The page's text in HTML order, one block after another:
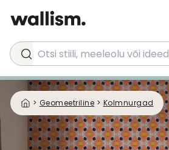
Otsi stiili, meeleolu või ideed...
> Geomeetriline > Kolmnurgad